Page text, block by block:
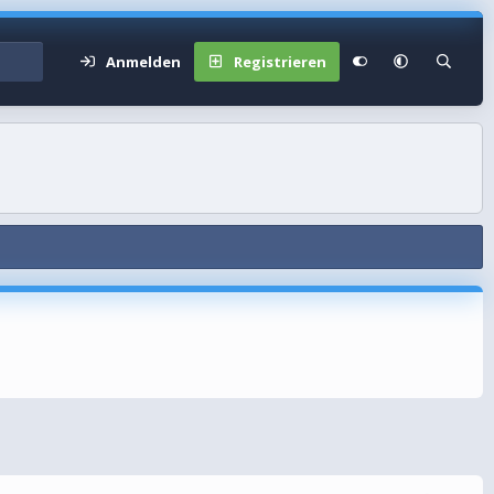
Anmelden Registrieren